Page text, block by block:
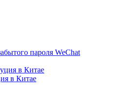
пароля WeChat
в Китае